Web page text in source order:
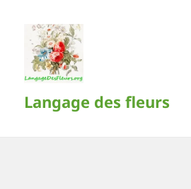
Langage des fleurs